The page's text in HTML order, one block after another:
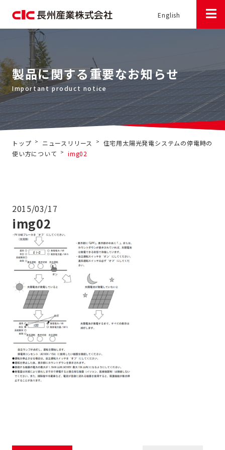
English
製品に関する重要なお知らせ
トップ > ニュースリリース > 住宅用太陽光発電システムの停電時の
使い方について > img02
2015/03/17
img02